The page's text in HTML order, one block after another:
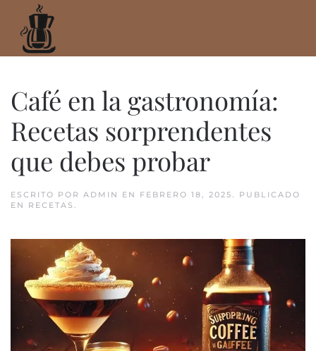
Ir
al
Café en la gastronomía:
Recetas sorprendentes
que debes probar
ESCRITO POR ADMIN EN FEBRERO 18, 2025. PUBLICADO
EN RECETAS .